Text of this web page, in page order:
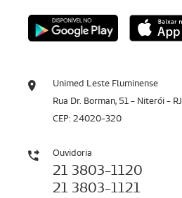
Unimed Leste Fluminense
Rua Dr. Borman, 51 - Niterói - RJ
CEP: 24020-320
Ouvidoria
21 3803-1120
21 3803-1121